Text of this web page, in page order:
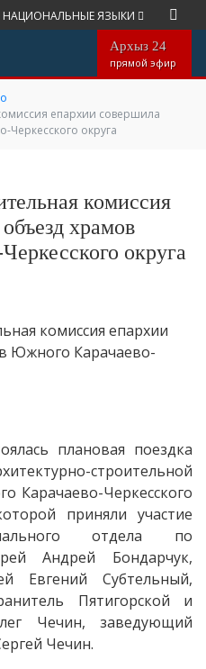
НАЦИОНАЛЬНЫЕ ЯЗЫКИ
Архыз 24
прямой эфир
епархии совершила
округа
комиссия
храмов
округа
плановая поездка
строительной
Карачаево-Черкесского
приняли участие
отдела по
Андрей Бондарчук,
Евгений Субтельный,
Пятигорской и
Чечин, заведующий
Чечин.